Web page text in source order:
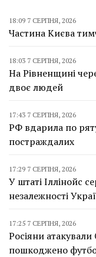
18:09 7 СЕРПНЯ, 2026
Частина Києва
18:03 7 СЕРПНЯ, 2026
На Рівненщині
двоє людей
17:43 7 СЕРПНЯ, 2026
РФ вдарила по
постраждалих
17:29 7 СЕРПНЯ, 2026
У штаті Іллінойс
незалежності
17:25 7 СЕРПНЯ, 2026
Росіяни
пошкоджено